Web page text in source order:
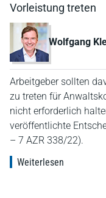
Vorleistung treten
Wolfgang
Arbeitgeber sollten
zu treten für
nicht erforderlich
veröffentlichte
– 7 AZR 338/22).
Weiterlesen